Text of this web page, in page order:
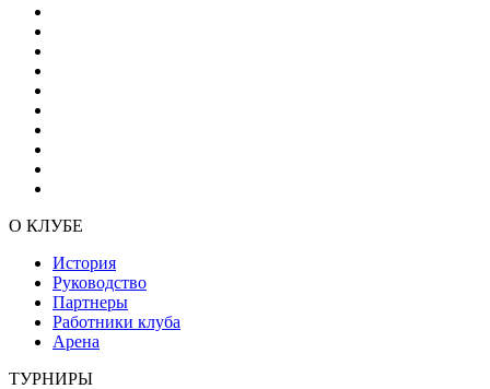
О КЛУБЕ
История
Руководство
Партнеры
Работники клуба
Арена
ТУРНИРЫ